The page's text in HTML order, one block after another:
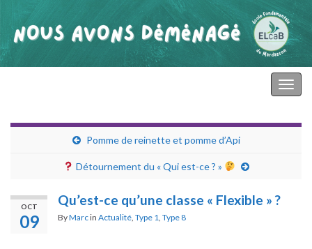
Pomme de reinette et pomme d’Api
Détournement du « Qui est-ce ? »
OCT
09
Qu’est-ce qu’une classe « Flexible » ?
ByMarcin Actualité Type 1 Type 8